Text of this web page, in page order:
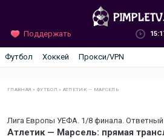
Поддержать
Футбол Хоккей Прокси/VPN
ГЛАВНАЯ »ФУТБОЛ » АТЛЕТИК — МАРСЕЛЬ
Лига Европы УЕФА. 1/8 финала. Ответный
Атлетик — Марсель: прямая